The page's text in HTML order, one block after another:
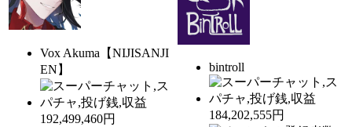
Vox Akuma【NIJISANJI
EN】
192,499,460円
bintroll
184,202,555円